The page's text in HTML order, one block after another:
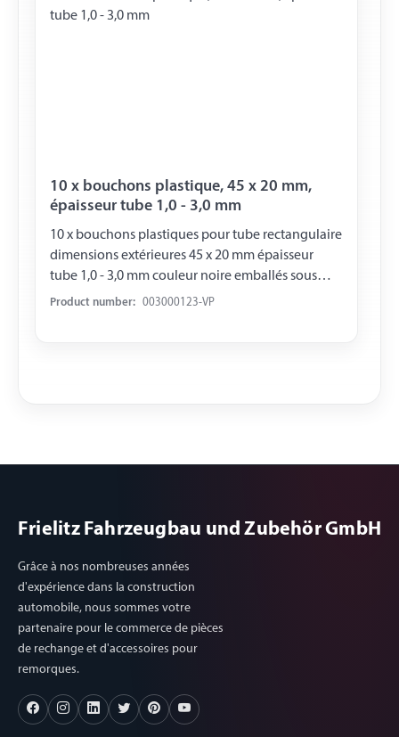
10 x bouchons plastique, 45 x 20 mm,
épaisseur tube 1,0 - 3,0 mm
10 x bouchons plastiques pour tube rectangulaire
dimensions extérieures 45 x 20 mm épaisseur
tube 1,0 - 3,0 mm couleur noire emballés sous
blister
Product number: 003000123-VP
Frielitz Fahrzeugbau und Zubehör GmbH
Grâce à nos nombreuses années
d'expérience dans la construction
automobile, nous sommes votre
partenaire pour le commerce de pièces
de rechange et d'accessoires pour
remorques.